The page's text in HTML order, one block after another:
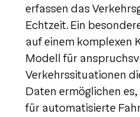
erfassen das
Echtzeit. Ein
auf einem komplexen
Modell für
Verkehrssituationen
Daten ermöglichen
für automatisierte